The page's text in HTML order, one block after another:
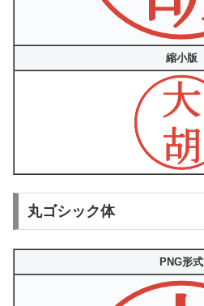
縮小版
丸ゴシック体
PNG形式